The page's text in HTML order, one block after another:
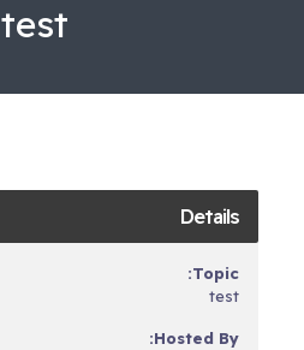
test
Details
Topic:
test
Hosted By: